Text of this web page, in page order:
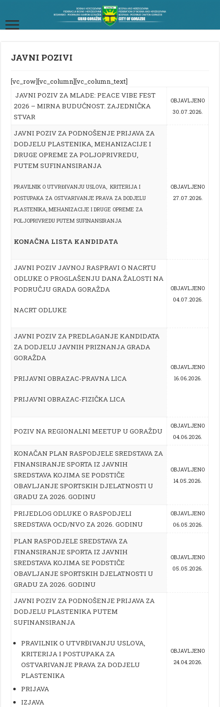
JAVNI POZIVI
[vc_row][vc_column][vc_column_text]
JAVNI POZIV ZA MLADE: PEACE VIBE FEST
2026 – MIRNA BUDUĆNOST. ZAJEDNIČKA
STVAR
OBJAVLJENO
30.07.2026.
JAVNI POZIV ZA PODNOŠENJE PRIJAVA ZA
DODJELU PLASTENIKA, MEHANIZACIJE I
DRUGE OPREME ZA POLJOPRIVREDU,
PUTEM SUFINANSIRANJA
PRAVILNIK O UTVRĐIVANJU USLOVA, KRITERIJA I
POSTUPAKA ZA OSTVARIVANJE PRAVA ZA DODJELU
PLASTENIKA, MEHANIZACIJE I DRUGE OPREME ZA
POLJOPRIVREDU PUTEM SUFINANSIRANJA
KONAČNA LISTA KANDIDATA
OBJAVLJENO
27.07.2026.
JAVNI POZIV JAVNOJ RASPRAVI O NACRTU
ODLUKE O PROGLAŠENJU DANA ŽALOSTI NA
PODRUČJU GRADA GORAŽDA
NACRT ODLUKE
OBJAVLJENO
04.07.2026.
JAVNI POZIV ZA PREDLAGANJE KANDIDATA
ZA DODJELU JAVNIH PRIZNANJA GRADA
GORAŽDA
PRIJAVNI OBRAZAC-PRAVNA LICA
PRIJAVNI OBRAZAC-FIZIČKA LICA
OBJAVLJENO
16.06.2026.
POZIV NA REGIONALNI MEETUP U GORAŽDU
OBJAVLJENO
04.06.2026.
KONAČAN PLAN RASPODJELE SREDSTAVA ZA
FINANSIRANJE SPORTA IZ JAVNIH
SREDSTAVA KOJIMA SE PODSTIČE
OBAVLJANJE SPORTSKIH DJELATNOSTI U
GRADU ZA 2026. GODINU
OBJAVLJENO
14.05.2026.
PRIJEDLOG ODLUKE O RASPODJELI
SREDSTAVA OCD/NVO ZA 2026. GODINU
OBJAVLJENO
06.05.2026.
PLAN RASPODJELE SREDSTAVA ZA
FINANSIRANJE SPORTA IZ JAVNIH
SREDSTAVA KOJIMA SE PODSTIČE
OBAVLJANJE SPORTSKIH DJELATNOSTI U
GRADU ZA 2026. GODINU
OBJAVLJENO
05.05.2026.
JAVNI POZIV ZA PODNOŠENJE PRIJAVA ZA
DODJELU PLASTENIKAPUTEM
SUFINANSIRANJA
PRAVILNIKO UTVRĐIVANJU USLOVA,
KRITERIJA I POSTUPAKA ZA
OSTVARIVANJE PRAVA ZA DODJELU
PLASTENIKA
PRIJAVA
IZJAVA
OBJAVLJENO
24.04.2026.